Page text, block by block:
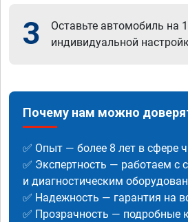
3
Оставьте автомобиль на
индивидуальной
Почему нам можно
✅ Опыт — более 8 лет в сфере
✅ Экспертность — работаем
и диагностическим
✅ Надежность — гарантия на
✅ Прозрачность — подробные